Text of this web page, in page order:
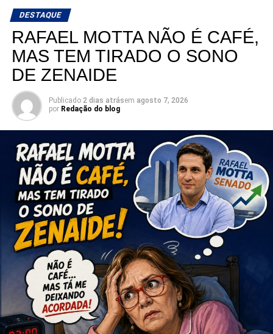
busca retornar à Assembleia Legislativa, segue
ampliando sua base de apoio e reunindo lideranças de
diferentes regiões e segmentos da sociedade em torno de
sua pré-candidatura.
DESTAQUE
RAFAEL MOTTA NÃO É CAFÉ,
MAS TEM TIRADO O SONO
DE ZENAIDE
Publicado 2 dias atrásem agosto 7, 2026
por Redação do blog